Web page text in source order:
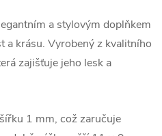
a stylovým doplňkem
a krásu. Vyrobený z kvalitního
zajišťuje jeho lesk a
1 mm, což zaručuje